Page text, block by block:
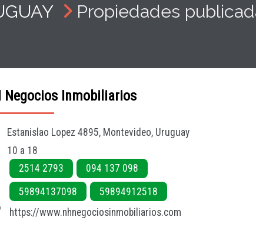
Propiedades
Negocios Inmobiliarios
Estanislao Lopez 4895, Montevideo, Uruguay
10 a 18
2514 2793
094 137 098
59894137098
59894912518
https://www.nhnegociosinmobiliarios.com